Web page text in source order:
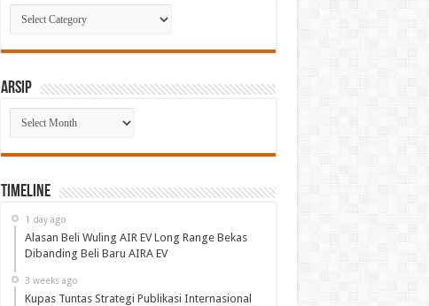
Kategori
Arsip
Arsip
Timeline
1 day ago
Alasan Beli Wuling AIR EV Long Range Bekas
Dibanding Beli Baru AIRA EV
3 weeks ago
Kupas Tuntas Strategi Publikasi Internasional